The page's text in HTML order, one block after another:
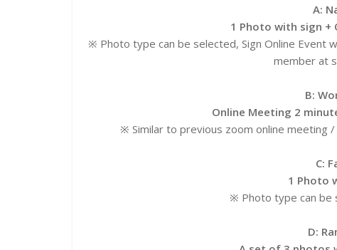
A:
1 Photo with sign +
※ Photo type can be selected, Sign Online Event
member at
B:
Online Meeting 2
※ Similar to previous zoom online meeting
C:
1 Photo
※ Photo type can be
D: